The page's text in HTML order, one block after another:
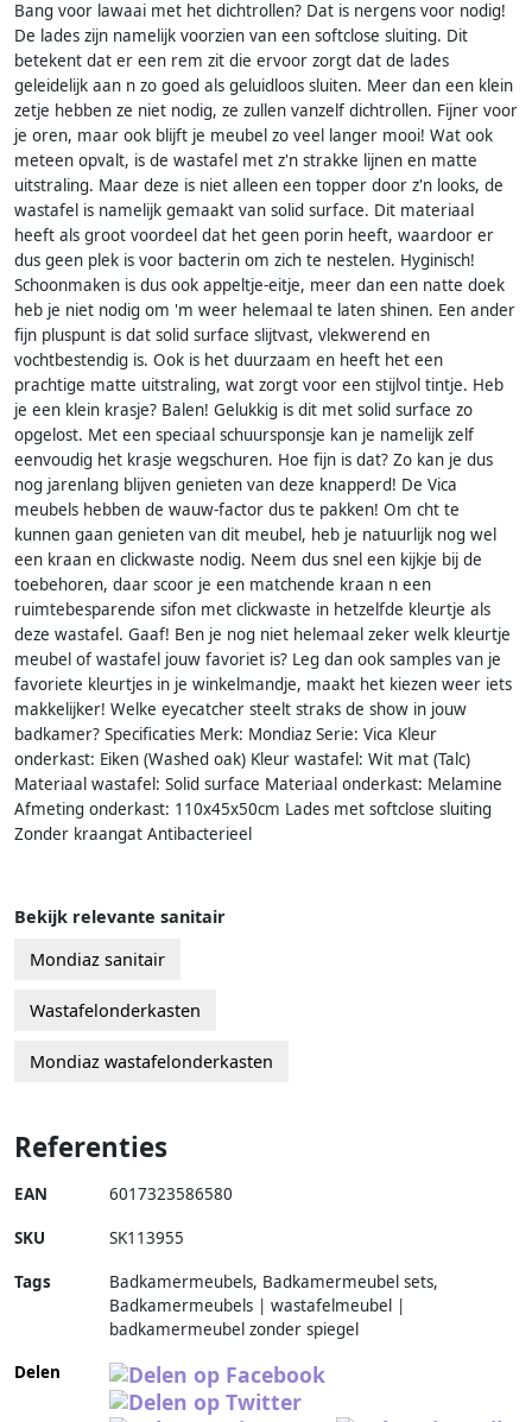
Bang voor lawaai met het dichtrollen? Dat is nergens voor nodig!
De lades zijn namelijk voorzien van een softclose sluiting. Dit
betekent dat er een rem zit die ervoor zorgt dat de lades
geleidelijk aan n zo goed als geluidloos sluiten. Meer dan een klein
zetje hebben ze niet nodig, ze zullen vanzelf dichtrollen. Fijner voor
je oren, maar ook blijft je meubel zo veel langer mooi! Wat ook
meteen opvalt, is de wastafel met z'n strakke lijnen en matte
uitstraling. Maar deze is niet alleen een topper door z'n looks, de
wastafel is namelijk gemaakt van solid surface. Dit materiaal
heeft als groot voordeel dat het geen porin heeft, waardoor er
dus geen plek is voor bacterin om zich te nestelen. Hyginisch!
Schoonmaken is dus ook appeltje-eitje, meer dan een natte doek
heb je niet nodig om 'm weer helemaal te laten shinen. Een ander
fijn pluspunt is dat solid surface slijtvast, vlekwerend en
vochtbestendig is. Ook is het duurzaam en heeft het een
prachtige matte uitstraling, wat zorgt voor een stijlvol tintje. Heb
je een klein krasje? Balen! Gelukkig is dit met solid surface zo
opgelost. Met een speciaal schuursponsje kan je namelijk zelf
eenvoudig het krasje wegschuren. Hoe fijn is dat? Zo kan je dus
nog jarenlang blijven genieten van deze knapperd! De Vica
meubels hebben de wauw-factor dus te pakken! Om cht te
kunnen gaan genieten van dit meubel, heb je natuurlijk nog wel
een kraan en clickwaste nodig. Neem dus snel een kijkje bij de
toebehoren, daar scoor je een matchende kraan n een
ruimtebesparende sifon met clickwaste in hetzelfde kleurtje als
deze wastafel. Gaaf! Ben je nog niet helemaal zeker welk kleurtje
meubel of wastafel jouw favoriet is? Leg dan ook samples van je
favoriete kleurtjes in je winkelmandje, maakt het kiezen weer iets
makkelijker! Welke eyecatcher steelt straks de show in jouw
badkamer? Specificaties Merk: Mondiaz Serie: Vica Kleur
onderkast: Eiken (Washed oak) Kleur wastafel: Wit mat (Talc)
Materiaal wastafel: Solid surface Materiaal onderkast: Melamine
Afmeting onderkast: 110x45x50cm Lades met softclose sluiting
Zonder kraangat Antibacterieel
Bekijk relevante sanitair
Mondiaz sanitair
Wastafelonderkasten
Mondiaz wastafelonderkasten
Referenties
EAN 6017323586580
SKU SK113955
Tags
Badkamermeubels, Badkamermeubel sets,
Badkamermeubels | wastafelmeubel |
badkamermeubel zonder spiegel
Delen